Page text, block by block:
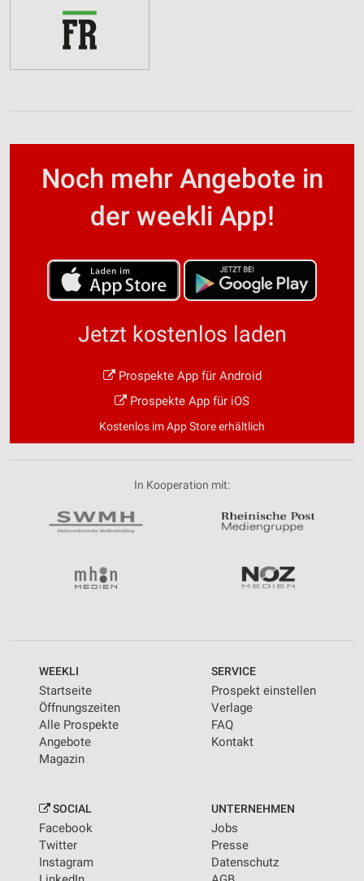
Noch mehr Angebote in
der weekli App!
Jetzt kostenlos laden
Prospekte App für Android
Prospekte App für iOS
Kostenlos im App Store erhältlich
In Kooperation mit:
WEEKLI
Startseite
Öffnungszeiten
Alle Prospekte
Angebote
Magazin
SERVICE
Prospekt einstellen
Verlage
FAQ
Kontakt
SOCIAL
Facebook
Twitter
Instagram
UNTERNEHMEN
Jobs
Presse
Datenschutz